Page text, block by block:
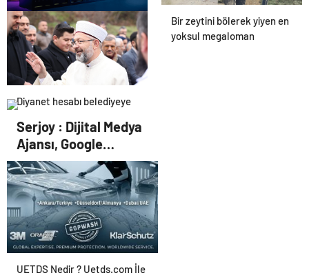
Datahost İle Güvenilir
Sunucu Hizmetleri
Bir zeytini bölerek yiyen en
yoksul megaloman
Diyanet hesabı belediyeye
Serjoy : Dijital Medya
Ajansı, Google
Reklam Ajansı, SEO
Ajansı ve Web
Tasarım Ajansı
UETDS Nedir ? Uetds.com İle